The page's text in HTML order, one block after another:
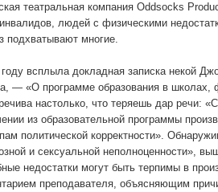
театральная компания Oddsocks
людей с физическими
подхватывают многие.
всплыла докладная записка некой
— «О программе образования в школах,
настолько, что теряешь дар речи:
из образовательной программы
политической корректности».
и сексуальной неполноценности»,
недостатки могут быть терпимы в
преподавателя, объясняющим